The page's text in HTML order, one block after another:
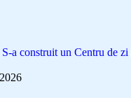
a construit un Centru de zi